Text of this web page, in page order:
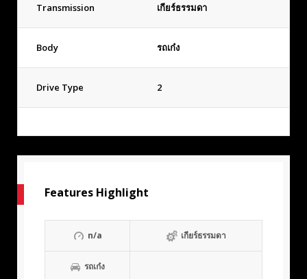
Transmission เกียร์ธรรมดา
Body รถเก๋ง
Drive Type 2
Features Highlight
n/a เกียร์ธรรมดา
รถเก๋ง